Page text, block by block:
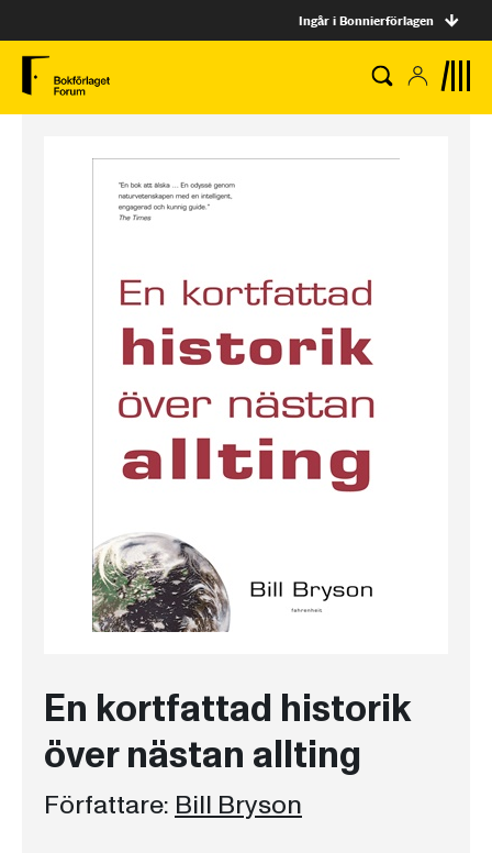
Ingår i Bonnierförlagen
En kortfattad historik
över nästan allting
Författare: Bill Bryson